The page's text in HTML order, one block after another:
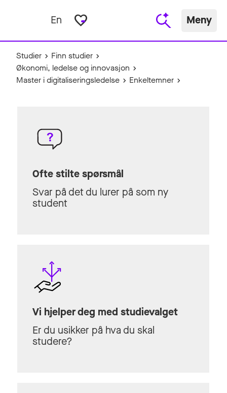
En favorite_border Meny
Studier
Finn studier
Økonomi, ledelse og innovasjon
Master i digitaliseringsledelse
Enkeltemner
Ofte stilte spørsmål
Svar på det du lurer på som ny
student
Vi hjelper deg med studievalget
Er du usikker på hva du skal
studere?